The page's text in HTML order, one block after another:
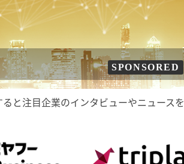
SPONSORED
と注目企業のインタビューやニュースを